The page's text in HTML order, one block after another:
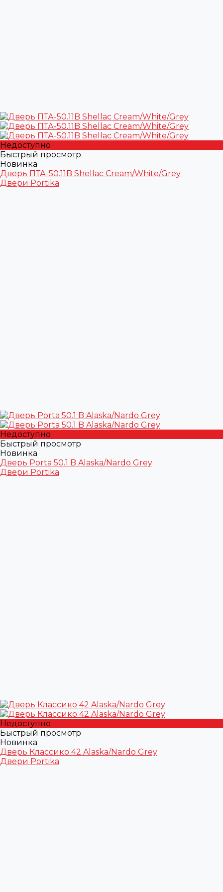
Недоступно
Быстрый просмотр
Новинка
Дверь ПТА-50.11B Shellac Cream/White/Grey
Двери Portika
Недоступно
Быстрый просмотр
Новинка
Дверь Porta 50.1 B Alaska/Nardo Grey
Двери Portika
Недоступно
Быстрый просмотр
Новинка
Дверь Классико 42 Alaska/Nardo Grey
Двери Portika